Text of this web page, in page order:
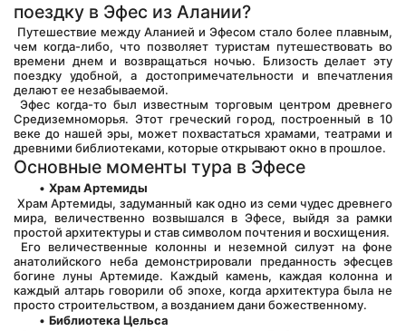
поездку в Эфес из Алании?
чем когда-либо, что позволяет туристам путешествовать во
времени днем и возвращаться ночью. Близость делает эту
поездку удобной, а достопримечательности и впечатления
делают ее незабываемой.
Средиземноморья. Этот греческий город, построенный в 10
веке до нашей эры, может похвастаться храмами, театрами и
древними библиотеками, которые открывают окно в прошлое.
Основные моменты тура в Эфесе
Храм Артемиды
мира, величественно возвышался в Эфесе, выйдя за рамки
простой архитектуры и став символом почтения и восхищения.
анатолийского неба демонстрировали преданность эфесцев
богине луны Артемиде. Каждый камень, каждая колонна и
каждый алтарь говорили об эпохе, когда архитектура была не
просто строительством, а возданием дани божественному.
Библиотека Цельса